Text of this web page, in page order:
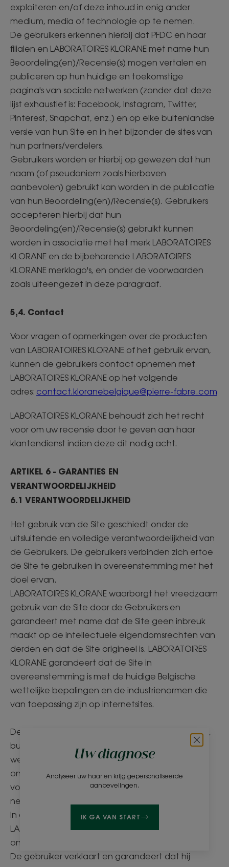
exploiteren en/of deze inhoud in enig ander
medium, media of technologie op te nemen.
De gebruikers erkennen hierbij dat PFDC en haar
filialen en LABORATOIRES KLORANE met name hun
Beoordeling(en)/Recensie(s) mogen vertalen en
publiceren op hun huidige en toekomstige
pagina's van sociale netwerken (zonder dat deze
lijst exhaustief is: Facebook, Instagram, Twitter,
Pinterest, Snapchat, enz.) en op elke buitenlandse
versie van hun Site en in het bijzonder de sites van
hun partners/verdelers.
Gebruikers worden er hierbij op gewezen dat hun
naam (of pseudoniem zoals hierboven
aanbevolen) gebruikt kan worden in de publicatie
van hun Beoordeling(en)/Recensie(s). Gebruikers
accepteren hierbij dat hun
Beoordeling(en)/Recensie(s) gebruikt kunnen
worden in associatie met het merk LABORATOIRES
KLORANE en de bijbehorende LABORATOIRES
KLORANE merklogo's, en onder de voorwaarden
zoals uiteengezet in deze paragraaf.
5,4. Contact
Voor vragen of opmerkingen over de producten
van LABORATOIRES KLORANE of het gebruik ervan,
kunnen de gebruikers contact opnemen met
LABORATOIRES KLORANE op het volgende
adres: contact.kloranebelgique@pierre-fabre.com
LABORATOIRES KLORANE behoudt zich het recht
voor om uw recensie door te geven aan haar
klantendienst indien deze dit nodig acht.
ARTIKEL 6 - GARANTIES EN
VERANTWOORDELIJKHEID
6.1 VERANTWOORDELIJKHEID
Het gebruik van de Site geschiedt onder de
uitsluitende en volledige verantwoordelijkheid van
de Gebruikers. De gebruikers verbinden zich ertoe
de Site te gebruiken in overeenstemming met het
doel ervan.
LABORATOIRES KLORANE waarborgt het vreedzaam
gebruik van de Site door de Gebruikers en
garandeert met name dat de Site geen inbreuk
maakt op de intellectuele eigendomsrechten van
derden en dat de Site origineel is. LABORATOIRES
KLORANE garandeert dat de Site in
overeenstemming is met de huidige Belgische
wettelijke bepalingen en de industrienormen die
van toepassing zijn op internetsites.
De gebruikers verbinden zich ertoe geen virussen,
bugs of bestanden van welke aard ook die de
werking van de Site verstoren, vrijwillig of zelfs
onvrijwillig in te voeren, in welk geval alleen zij de
volledige verantwoordelijkheid op zich zouden
nemen.
In de geest van respect voor iedereen, kan
LABORATOIRES KLORANE gerechtelijke stappen
ondernemen tegen onbetamelijke Gebruikers.
De gebruiker verklaart en garandeert dat hij
Uw diagnose
Analyseer uw haar en krijg gepersonaliseerde
aanbevelingen.
IK GA VAN START